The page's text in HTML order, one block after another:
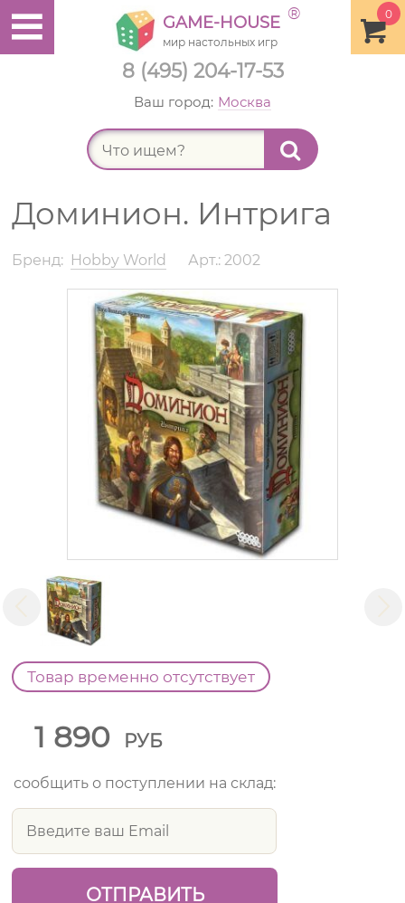
8 (495) 204-17-53
0
GAME-HOUSE ®
мир настольных игр
Ваш город: Москва
Доминион. Интрига
Бренд: Hobby World Арт.: 2002
Товар временно отсутствует
1 890 РУБ
сообщить о поступлении на склад: